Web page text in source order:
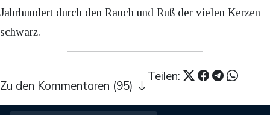
Jahrhundert durch den Rauch und Ruß der vielen Kerzen
schwarz.
Teilen:
Zu den Kommentaren (95)